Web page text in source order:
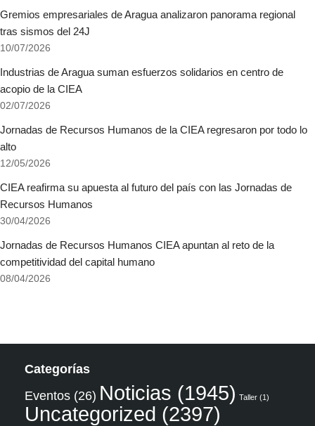
Gremios empresariales de Aragua analizaron panorama regional
tras sismos del 24J
10/07/2026
Industrias de Aragua suman esfuerzos solidarios en centro de
acopio de la CIEA
02/07/2026
Jornadas de Recursos Humanos de la CIEA regresaron por todo lo
alto
12/05/2026
CIEA reafirma su apuesta al futuro del país con las Jornadas de
Recursos Humanos
30/04/2026
Jornadas de Recursos Humanos CIEA apuntan al reto de la
competitividad del capital humano
08/04/2026
Categorías
Eventos (26) Noticias (1945) Taller (1)
Uncategorized (2397)